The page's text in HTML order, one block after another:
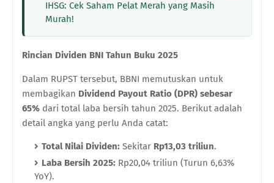
IHSG: Cek Saham Pelat Merah yang Masih
Murah!
Rincian Dividen BNI Tahun Buku 2025
Dalam RUPST tersebut, BBNI memutuskan untuk
membagikan Dividend Payout Ratio (DPR) sebesar
65% dari total laba bersih tahun 2025. Berikut adalah
detail angka yang perlu Anda catat:
Total Nilai Dividen: Sekitar Rp13,03 triliun.
Laba Bersih 2025: Rp20,04 triliun (Turun 6,63%
YoY).